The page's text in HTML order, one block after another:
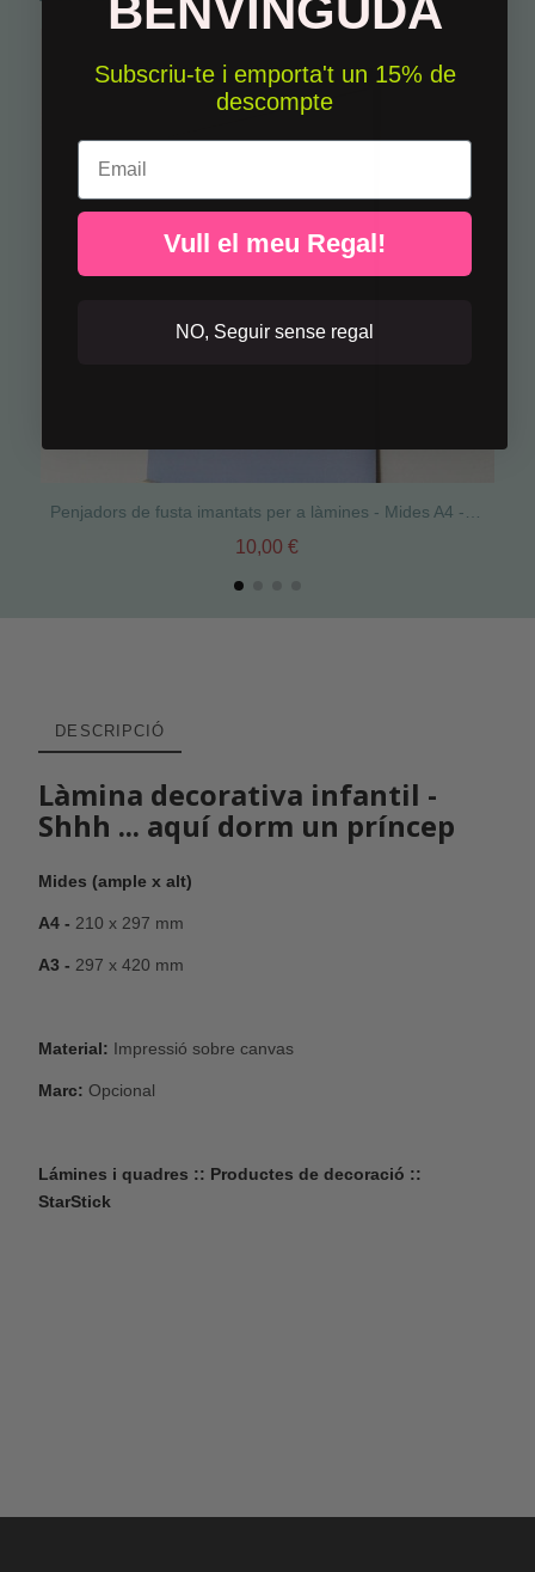
Penjadors de fusta imantats per a làmines - Mides A4 - A3
10,00 €
DESCRIPCIÓ
Làmina decorativa infantil -
Shhh ... aquí dorm un príncep
Mides (ample x alt)
A4 - 210 x 297 mm
A3 - 297 x 420 mm
Material: Impressió sobre canvas
Marc: Opcional
Lámines i quadres :: Productes de decoració ::
StarStick
BENVINGUDA
Subscriu-te i emporta't un 15% de
descompte
Email
Vull el meu Regal!
NO, Seguir sense regal